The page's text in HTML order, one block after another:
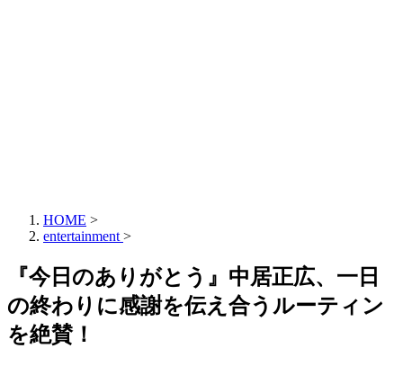
HOME >
entertainment >
『今日のありがとう』中居正広、一日
の終わりに感謝を伝え合うルーティン
を絶賛！